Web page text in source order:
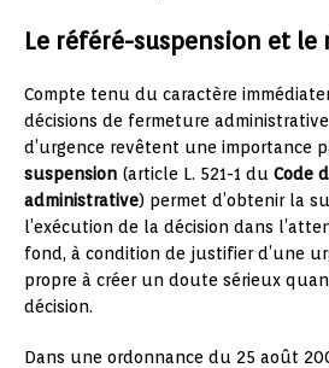
Le référé-suspension et
Compte tenu du caractère
décisions de fermeture
d’urgence revêtent une importance
suspension (article L. 521-1 du Code
administrative) permet d’obtenir la
l’exécution de la décision dans
fond, à condition de justifier d’une
propre à créer un doute sérieux
décision.
Dans une ordonnance du 25 août